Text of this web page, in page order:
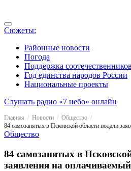
Сюжеты:
Районные новости
Погода
Поддержка соотечественников
Год единства народов России
Национальные проекты
Слушать радио «7 небо» онлайн
Главная Новости
Общество
Общество
84 самозанятых в
заявления на